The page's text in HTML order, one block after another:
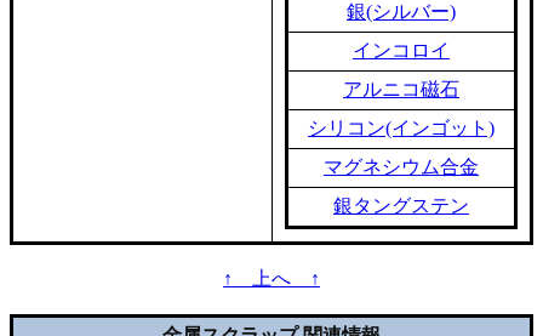
銀(シルバー)
インコロイ
アルニコ磁石
シリコン(インゴット)
マグネシウム合金
銀タングステン
↑ 上へ ↑